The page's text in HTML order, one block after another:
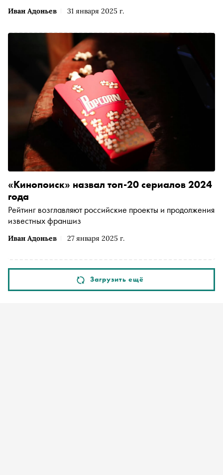
Иван Адоньев 31 января 2025 г.
Иван Адоньев 27 января 2025 г.
«Кинопоиск» назвал топ-20 сериалов 2024
года
Рейтинг возглавляют российские проекты и продолжения
известных франшиз
Загрузить ещё